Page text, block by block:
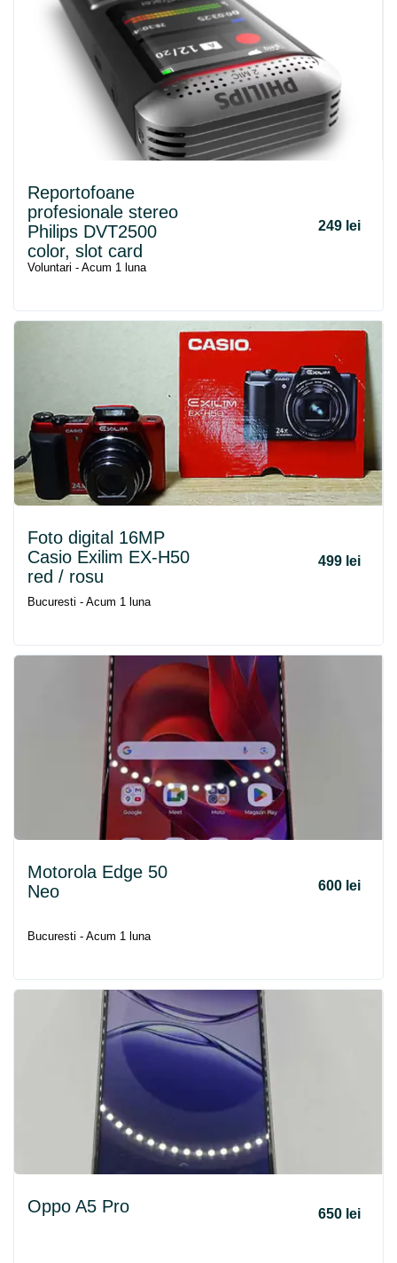
Reportofoane
profesionale stereo
Philips DVT2500
color, slot card
249 lei
Voluntari - Acum 1 luna
Foto digital 16MP
Casio Exilim EX-H50
red / rosu
499 lei
Bucuresti - Acum 1 luna
Motorola Edge 50
Neo
600 lei
Bucuresti - Acum 1 luna
Oppo A5 Pro 650 lei